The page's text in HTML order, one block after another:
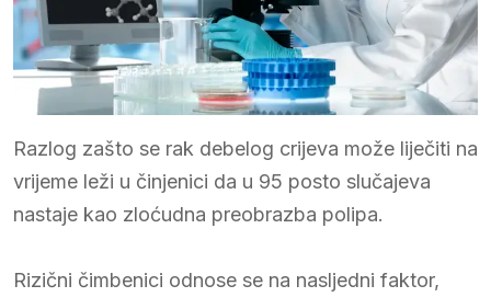
Razlog zašto se rak debelog crijeva može liječiti na
vrijeme leži u činjenici da u 95 posto slučajeva
nastaje kao zloćudna preobrazba polipa.
Rizični čimbenici odnose se na nasljedni faktor,